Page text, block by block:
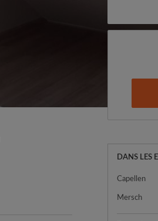
DANS LES
Capellen
Mersch